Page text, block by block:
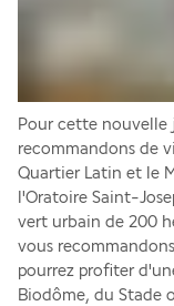
Pour cette nouvelle
recommandons de
Quartier Latin et le
l'Oratoire Saint-
vert urbain de 200
vous
pourrez profiter
Biodôme, du Stade